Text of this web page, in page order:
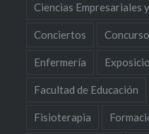
Ciencias Empresariales
Conciertos
Enfermería
Facultad de Educación
Fisioterapia